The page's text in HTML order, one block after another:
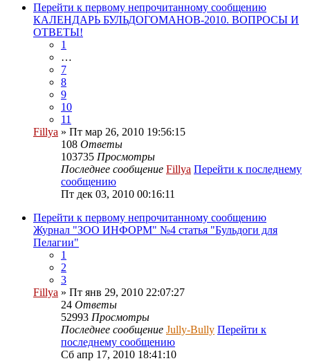
Перейти к первому непрочитанному сообщению
КАЛЕНДАРЬ БУЛЬДОГОМАНОВ-2010. ВОПРОСЫ И
ОТВЕТЫ!
1
…
7
8
9
10
11
Fillya » Пт мар 26, 2010 19:56:15
108 Ответы
103735 Просмотры
Последнее сообщение Fillya Перейти к последнему
сообщению
Пт дек 03, 2010 00:16:11
Перейти к первому непрочитанному сообщению
Журнал "ЗОО ИНФОРМ" №4 статья "Бульдоги для
Пелагии"
1
2
3
Fillya » Пт янв 29, 2010 22:07:27
24 Ответы
52993 Просмотры
Последнее сообщение Jully-Bully Перейти к
последнему сообщению
Сб апр 17, 2010 18:41:10